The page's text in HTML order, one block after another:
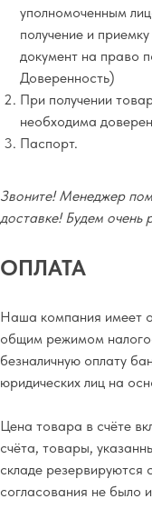
уполномоченным
получение и
документ на право
Доверенность)
При получении
необходима
Паспорт.
Звоните! Менеджер
доставке! Будем очень
ОПЛАТА
Наша компания имеет
общим режимом
безналичную оплату
юридических лиц на
Цена товара в счёте
счёта, товары,
складе резервируются
согласования не было